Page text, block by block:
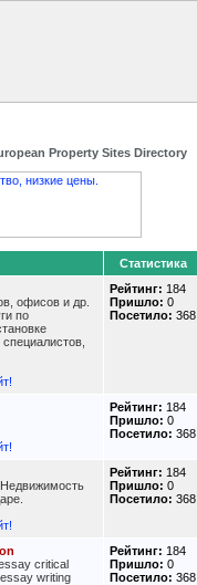
Property Sites Directory
Статистика
офисов и др.
по
Рейтинг: 184
Пришло: 0
Посетило: 368
Рейтинг: 184
Пришло: 0
Посетило: 368
Недвижимость
Рейтинг: 184
Пришло: 0
Посетило: 368
critical
writing
Рейтинг: 184
Пришло: 0
Посетило: 368